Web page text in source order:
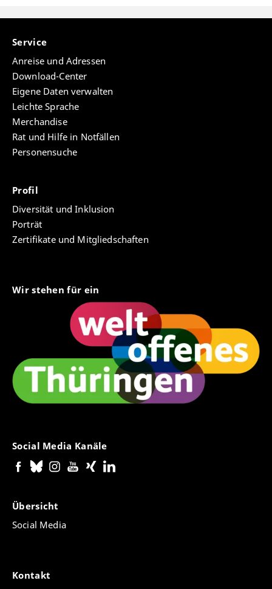
Service
Anreise und Adressen
Download-Center
Eigene Daten verwalten
Leichte Sprache
Merchandise
Rat und Hilfe in Notfällen
Personensuche
Profil
Diversität und Inklusion
Porträt
Zertifikate und Mitgliedschaften
Wir stehen für ein
Social Media Kanäle
Übersicht
Social Media
Kontakt